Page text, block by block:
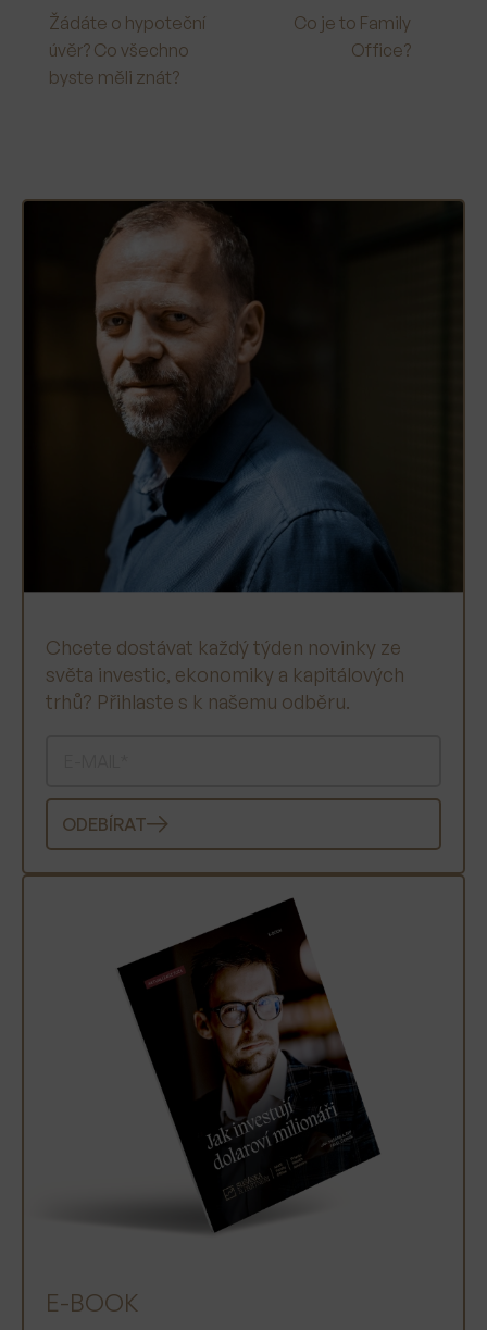
Žádáte o hypoteční
úvěr? Co všechno
byste měli znát?
Co je to Family
Office?
Chcete dostávat každý týden novinky ze
světa investic, ekonomiky a kapitálových
trhů? Přihlaste s k našemu odběru.
ODEBÍRAT
E-BOOK